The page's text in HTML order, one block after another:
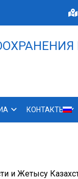
КОНТАКТЫ
и Жетысу